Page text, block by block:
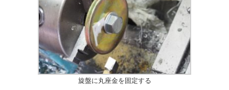
旋盤に丸座金を固定する